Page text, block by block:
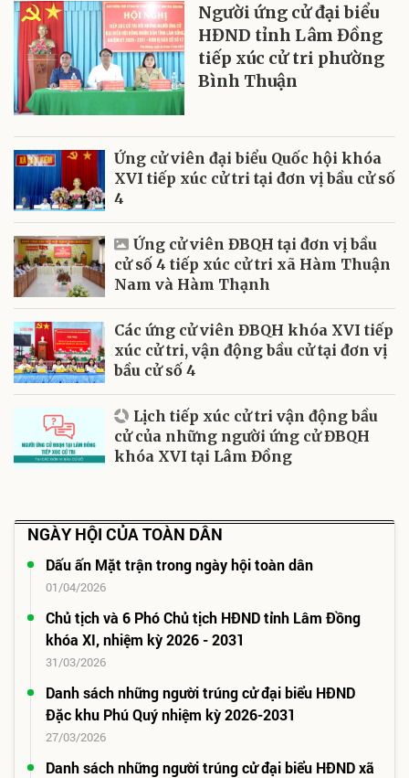
Người ứng cử đại biểu
HĐND tỉnh Lâm Đồng
tiếp xúc cử tri phường
Bình Thuận
Ứng cử viên đại biểu Quốc hội khóa
XVI tiếp xúc cử tri tại đơn vị bầu cử số
4
Ứng cử viên ĐBQH tại đơn vị bầu
cử số 4 tiếp xúc cử tri xã Hàm Thuận
Nam và Hàm Thạnh
Các ứng cử viên ĐBQH khóa XVI tiếp
xúc cử tri, vận động bầu cử tại đơn vị
bầu cử số 4
Lịch tiếp xúc cử tri vận động bầu
cử của những người ứng cử ĐBQH
khóa XVI tại Lâm Đồng
NGÀY HỘI CỦA TOÀN DÂN
Dấu ấn Mặt trận trong ngày hội toàn dân
01/04/2026
Chủ tịch và 6 Phó Chủ tịch HĐND tỉnh Lâm Đồng
khóa XI, nhiệm kỳ 2026 - 2031
31/03/2026
Danh sách những người trúng cử đại biểu HĐND
Đặc khu Phú Quý nhiệm kỳ 2026-2031
27/03/2026
Danh sách những người trúng cử đại biểu HĐND xã